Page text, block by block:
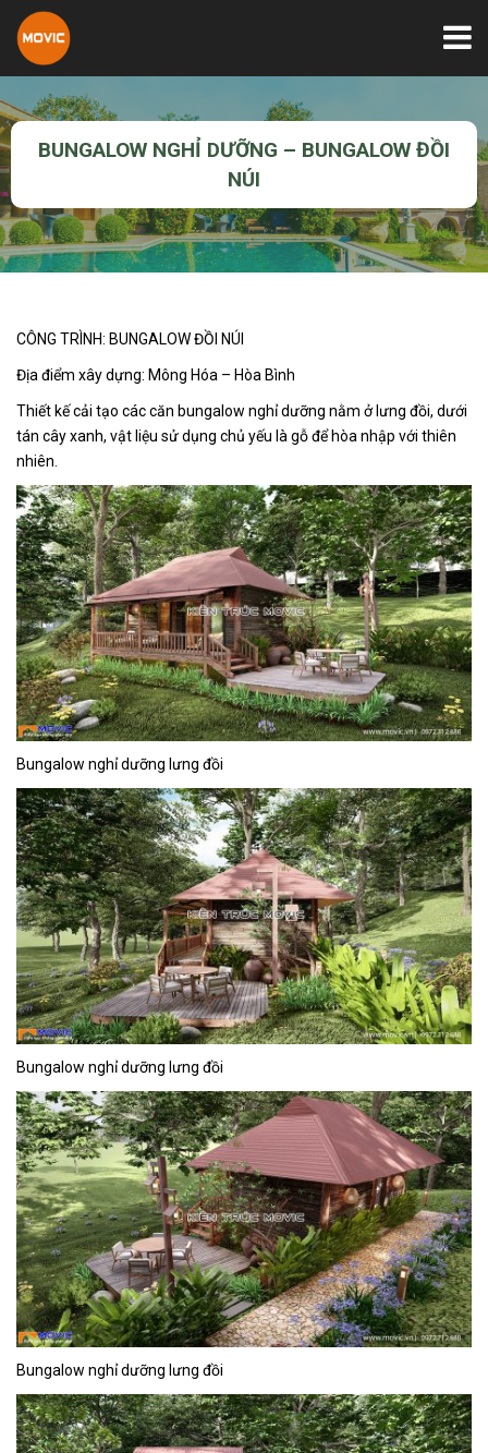
BUNGALOW NGHỈ DƯỠNG – BUNGALOW ĐỒI
NÚI
CÔNG TRÌNH: BUNGALOW ĐỒI NÚI
Địa điểm xây dựng: Mông Hóa – Hòa Bình
Thiết kế cải tạo các căn bungalow nghỉ dưỡng nằm ở lưng đồi, dưới
tán cây xanh, vật liệu sử dụng chủ yếu là gỗ để hòa nhập với thiên
nhiên.
Bungalow nghỉ dưỡng lưng đồi
Bungalow nghỉ dưỡng lưng đồi
Bungalow nghỉ dưỡng lưng đồi